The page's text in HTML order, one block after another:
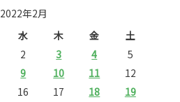
2022年2月
水 木 金
土
2 3 4
5
9 10 11
12
16 17 18 19